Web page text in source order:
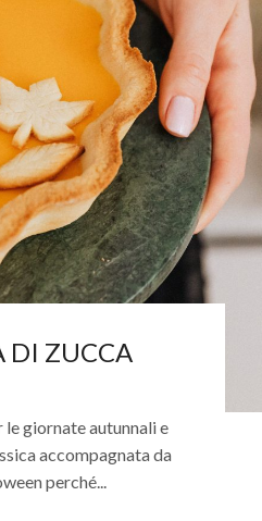
DI ZUCCA
giornate autunnali e
accompagnata da
perché...